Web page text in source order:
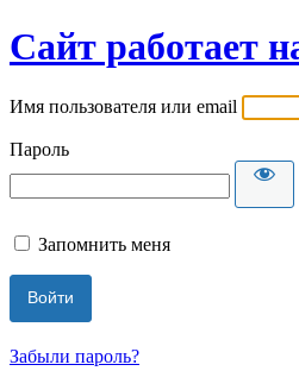
Сайт работает
Имя пользователя или email
Пароль
Запомнить меня
Забыли пароль?